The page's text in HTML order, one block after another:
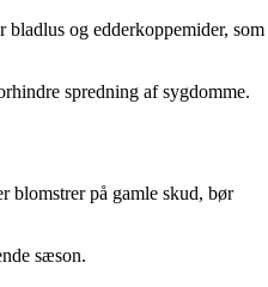
og edderkoppemider, som
spredning af sygdomme.
blomstrer på gamle skud, bør
sæson.